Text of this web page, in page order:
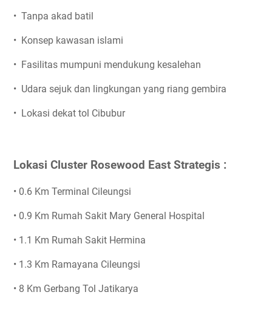
• Tanpa akad batil
• Konsep kawasan islami
• Fasilitas mumpuni mendukung kesalehan
• Udara sejuk dan lingkungan yang riang gembira
• Lokasi dekat tol Cibubur
Lokasi Cluster Rosewood East Strategis :
• 0.6 Km Terminal Cileungsi
• 0.9 Km Rumah Sakit Mary General Hospital
• 1.1 Km Rumah Sakit Hermina
• 1.3 Km Ramayana Cileungsi
• 8 Km Gerbang Tol Jatikarya